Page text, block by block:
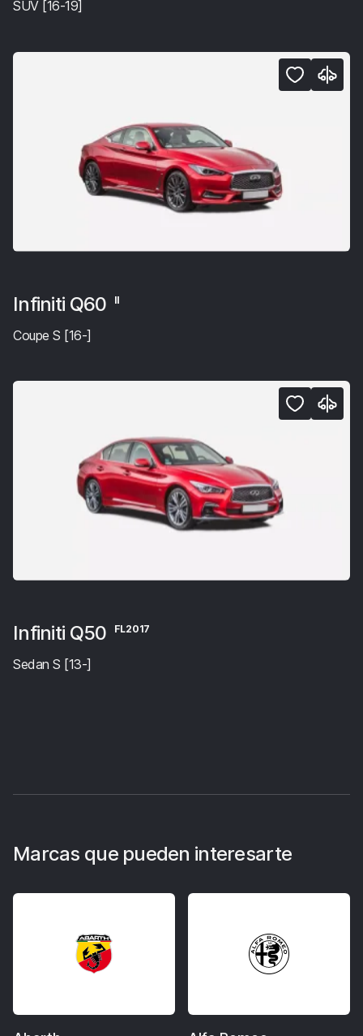
SUV [16-19]
Infiniti Q60 II
Coupe S [16-]
Infiniti Q50 FL2017
Sedan S [13-]
Marcas que pueden interesarte